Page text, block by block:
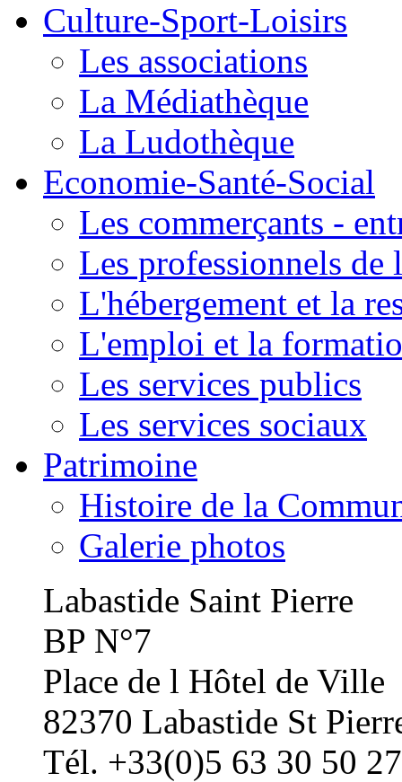
Culture-Sport-Loisirs
Les associations
La Médiathèque
La Ludothèque
Economie-Santé-Social
Les commerçants -
Les professionnels de
L'hébergement et la
L'emploi et la
Les services publics
Les services sociaux
Patrimoine
Histoire de la
Galerie photos
Labastide Saint Pierre
BP N°7
Place de l Hôtel de Ville
82370 Labastide St
Tél. +33(0)5 63 30 50 27